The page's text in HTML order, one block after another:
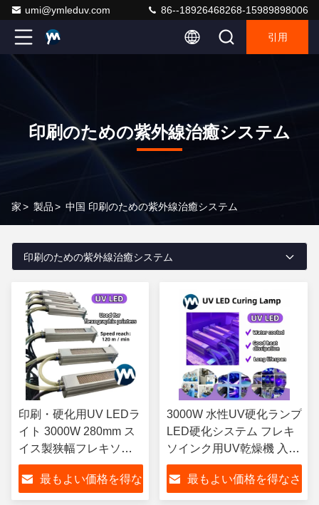
umi@ymleduv.com 86--18926468268-15989898006
引用
印刷のための紫外線治癒システム
家> 製品> 中国 印刷のための紫外線治癒システム
印刷のための紫外線治癒システム
印刷・硬化用UV LEDラ
イト 3000W 280mm ス
イス製狭幅フレキソラ
ベル印刷機
最もよい価格を得な
3000W 水性UV硬化ランプ
LED硬化システム フレキ
ソインク用UV乾燥機 入手
可能
最もよい価格を得なさ